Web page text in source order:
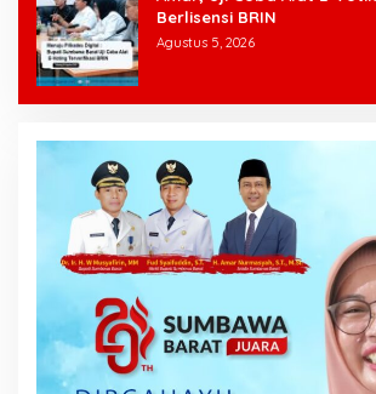
Berlisensi BRIN
Agustus 5, 2026